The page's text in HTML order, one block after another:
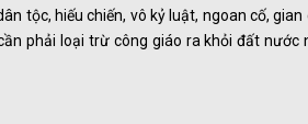
tộc, hiếu chiến, vô kỷ luật, ngoan cố, gian
phải loại trừ công giáo ra khỏi đất nước